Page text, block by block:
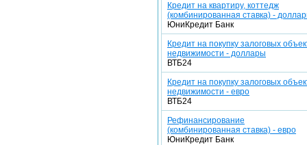
Кредит на квартиру, коттедж
(комбинированная ставка) -
ЮниКредит Банк
Кредит на покупку залоговых
недвижимости - доллары
ВТБ24
Кредит на покупку залоговых
недвижимости - евро
ВТБ24
Рефинансирование
(комбинированная ставка) - евро
ЮниКредит Банк